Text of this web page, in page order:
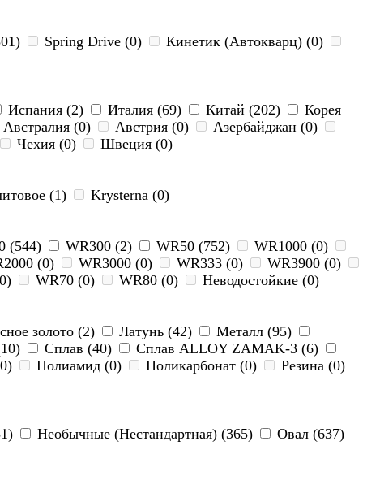
Spring Drive (0)
Кинетик (Автокварц) (0)
Испания (2) Италия (69) Китай (202)
Корея
Австралия (0) Австрия (0)
Азербайджан (0)
Чехия (0) Швеция (0)
(1) Krysterna (0)
(544) WR300 (2) WR50 (752)
WR1000 (0)
(0) WR3000 (0) WR333 (0)
WR3900 (0)
WR70 (0) WR80 (0) Неводостойкие (0)
золото (2) Латунь (42)
Металл (95)
Сплав (40)
Сплав ALLOY ZAMAK-3 (6)
Полиамид (0) Поликарбонат (0)
Резина (0)
Необычные (Нестандартная) (365)
Овал (637)